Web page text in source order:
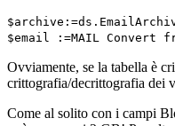
$archive :=ds .
$email :=MAIL Convert
Ovviamente, se la tabella è
crittografia/decrittografia dei
Come al solito con i campi